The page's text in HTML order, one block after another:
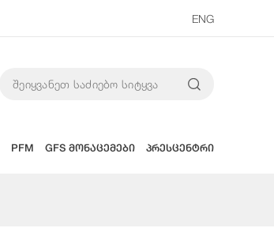
ENG
PFM GFS მონაცემები პრესცენტრი